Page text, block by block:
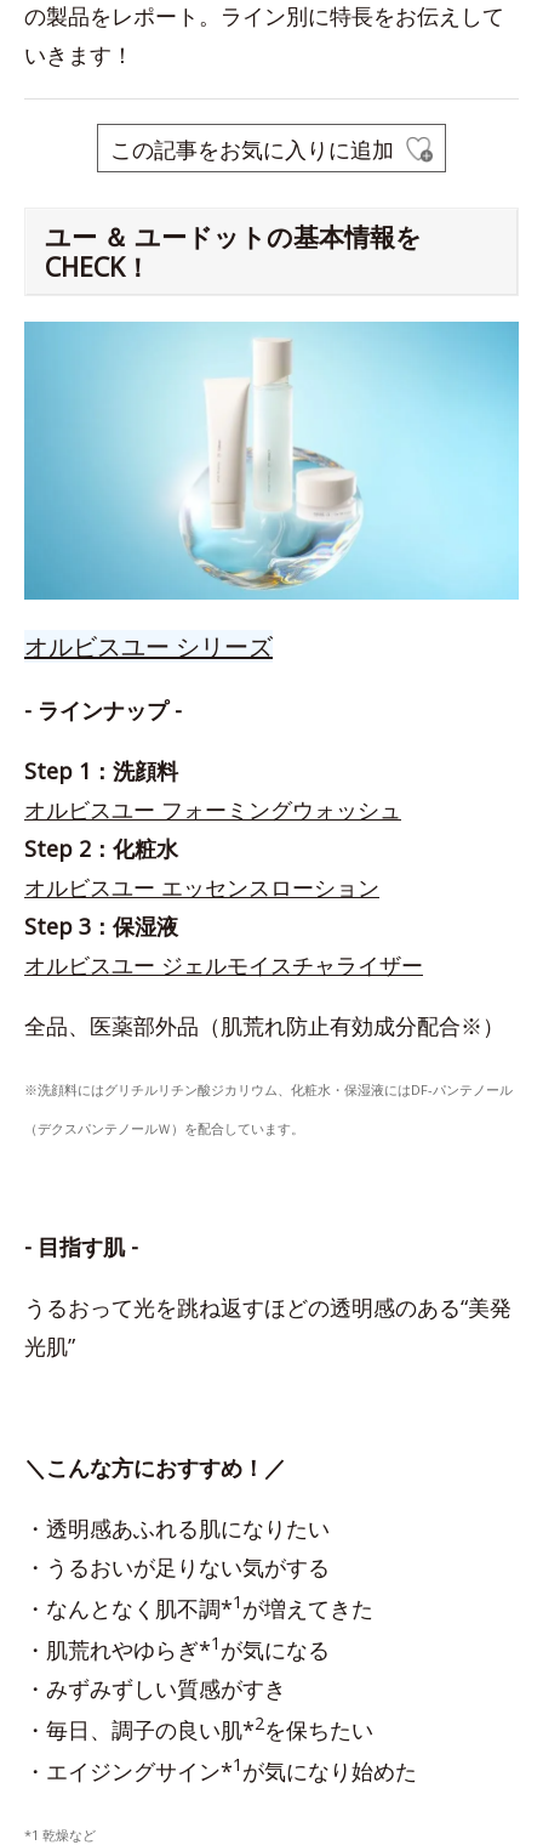
の製品をレポート。ライン別に特長をお伝えして
いきます！
この記事をお気に入りに追加
ユー ＆ ユードットの基本情報を
CHECK！
オルビスユー シリーズ
- ラインナップ -
Step 1：洗顔料
オルビスユー フォーミングウォッシュ
Step 2：化粧水
オルビスユー エッセンスローション
Step 3：保湿液
オルビスユー ジェルモイスチャライザー
全品、医薬部外品（肌荒れ防止有効成分配合※）
※洗顔料にはグリチルリチン酸ジカリウム、化粧水・保湿液にはDF-パンテノール
（デクスパンテノールＷ）を配合しています。
- 目指す肌 -
うるおって光を跳ね返すほどの透明感のある“美発
光肌”
＼こんな方におすすめ！／
・透明感あふれる肌になりたい
・うるおいが足りない気がする
・なんとなく肌不調*1 が増えてきた
・肌荒れやゆらぎ*1 が気になる
・みずみずしい質感がすき
・毎日、調子の良い肌*2を保ちたい
・エイジングサイン*1 が気になり始めた
*1 乾燥など